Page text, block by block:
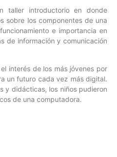
taller introductorio en donde
sobre los componentes de una
e importancia en
de información y comunicación
interés de los más jóvenes por
un futuro cada vez más digital.
y didácticas, los niños pudieron
de una computadora.